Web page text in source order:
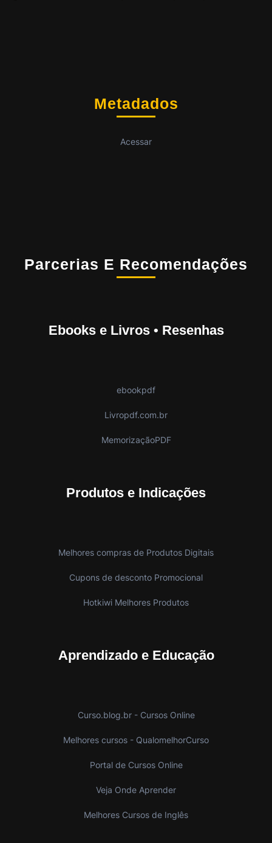
Metadados
Acessar
Parcerias E Recomendações
Ebooks e Livros • Resenhas
ebookpdf
Livropdf.com.br
MemorizaçãoPDF
Produtos e Indicações
Melhores compras de Produtos Digitais
Cupons de desconto Promocional
Hotkiwi Melhores Produtos
Aprendizado e Educação
Curso.blog.br - Cursos Online
Melhores cursos - QualomelhorCurso
Portal de Cursos Online
Veja Onde Aprender
Melhores Cursos de Inglês